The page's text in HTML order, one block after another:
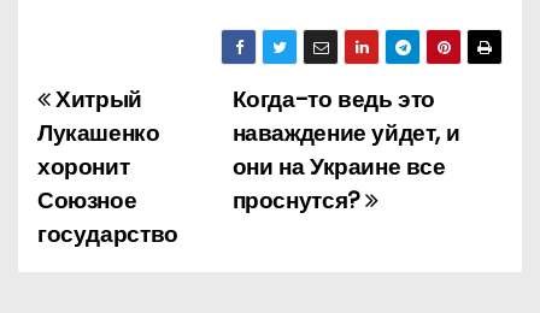
Н
а
в
Когда-то ведь это
наваждение уйдет, и
они на Украине все
проснутся?
Хитрый
Лукашенко
хоронит
Союзное
государство